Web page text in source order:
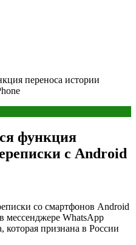
переноса истории
функция
с Android
со смартфонов Android
мессенджере WhatsApp
признана в России